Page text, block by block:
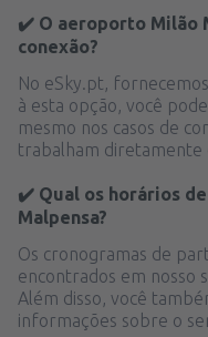
✔️ O aeroporto Milão
conexão?
No eSky.pt,
à esta opção, você
mesmo nos casos de
trabalham diretamente
✔️ Qual os horários
Malpensa?
Os cronogramas de
encontrados em nosso
Além disso, você
informações sobre o